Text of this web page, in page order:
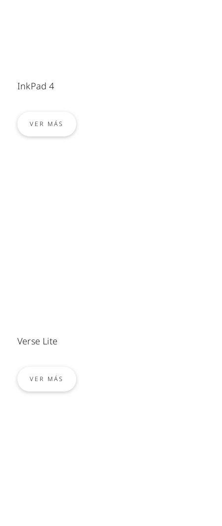
InkPad 4
VER MÁS
Verse Lite
VER MÁS